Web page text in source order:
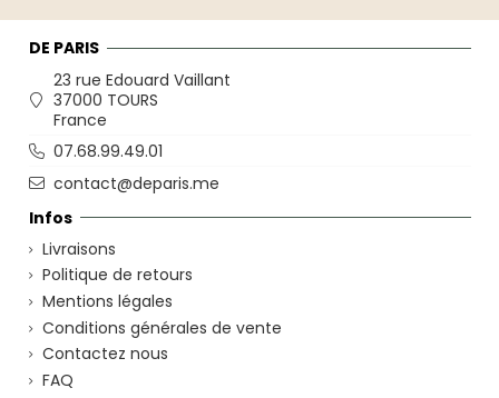
Infos
Livraisons
Politique de retours
Mentions légales
Conditions générales de vente
Contactez nous
FAQ
DE PARIS
23 rue Edouard Vaillant
37000 TOURS
France
07.68.99.49.01
contact@deparis.me